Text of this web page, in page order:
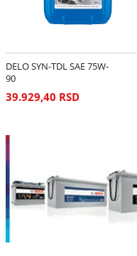
DELO SYN-TDL SAE 75W-
90
39.929,40 RSD